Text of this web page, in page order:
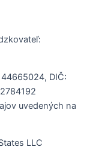
DIČ:
uvedených na
LLC